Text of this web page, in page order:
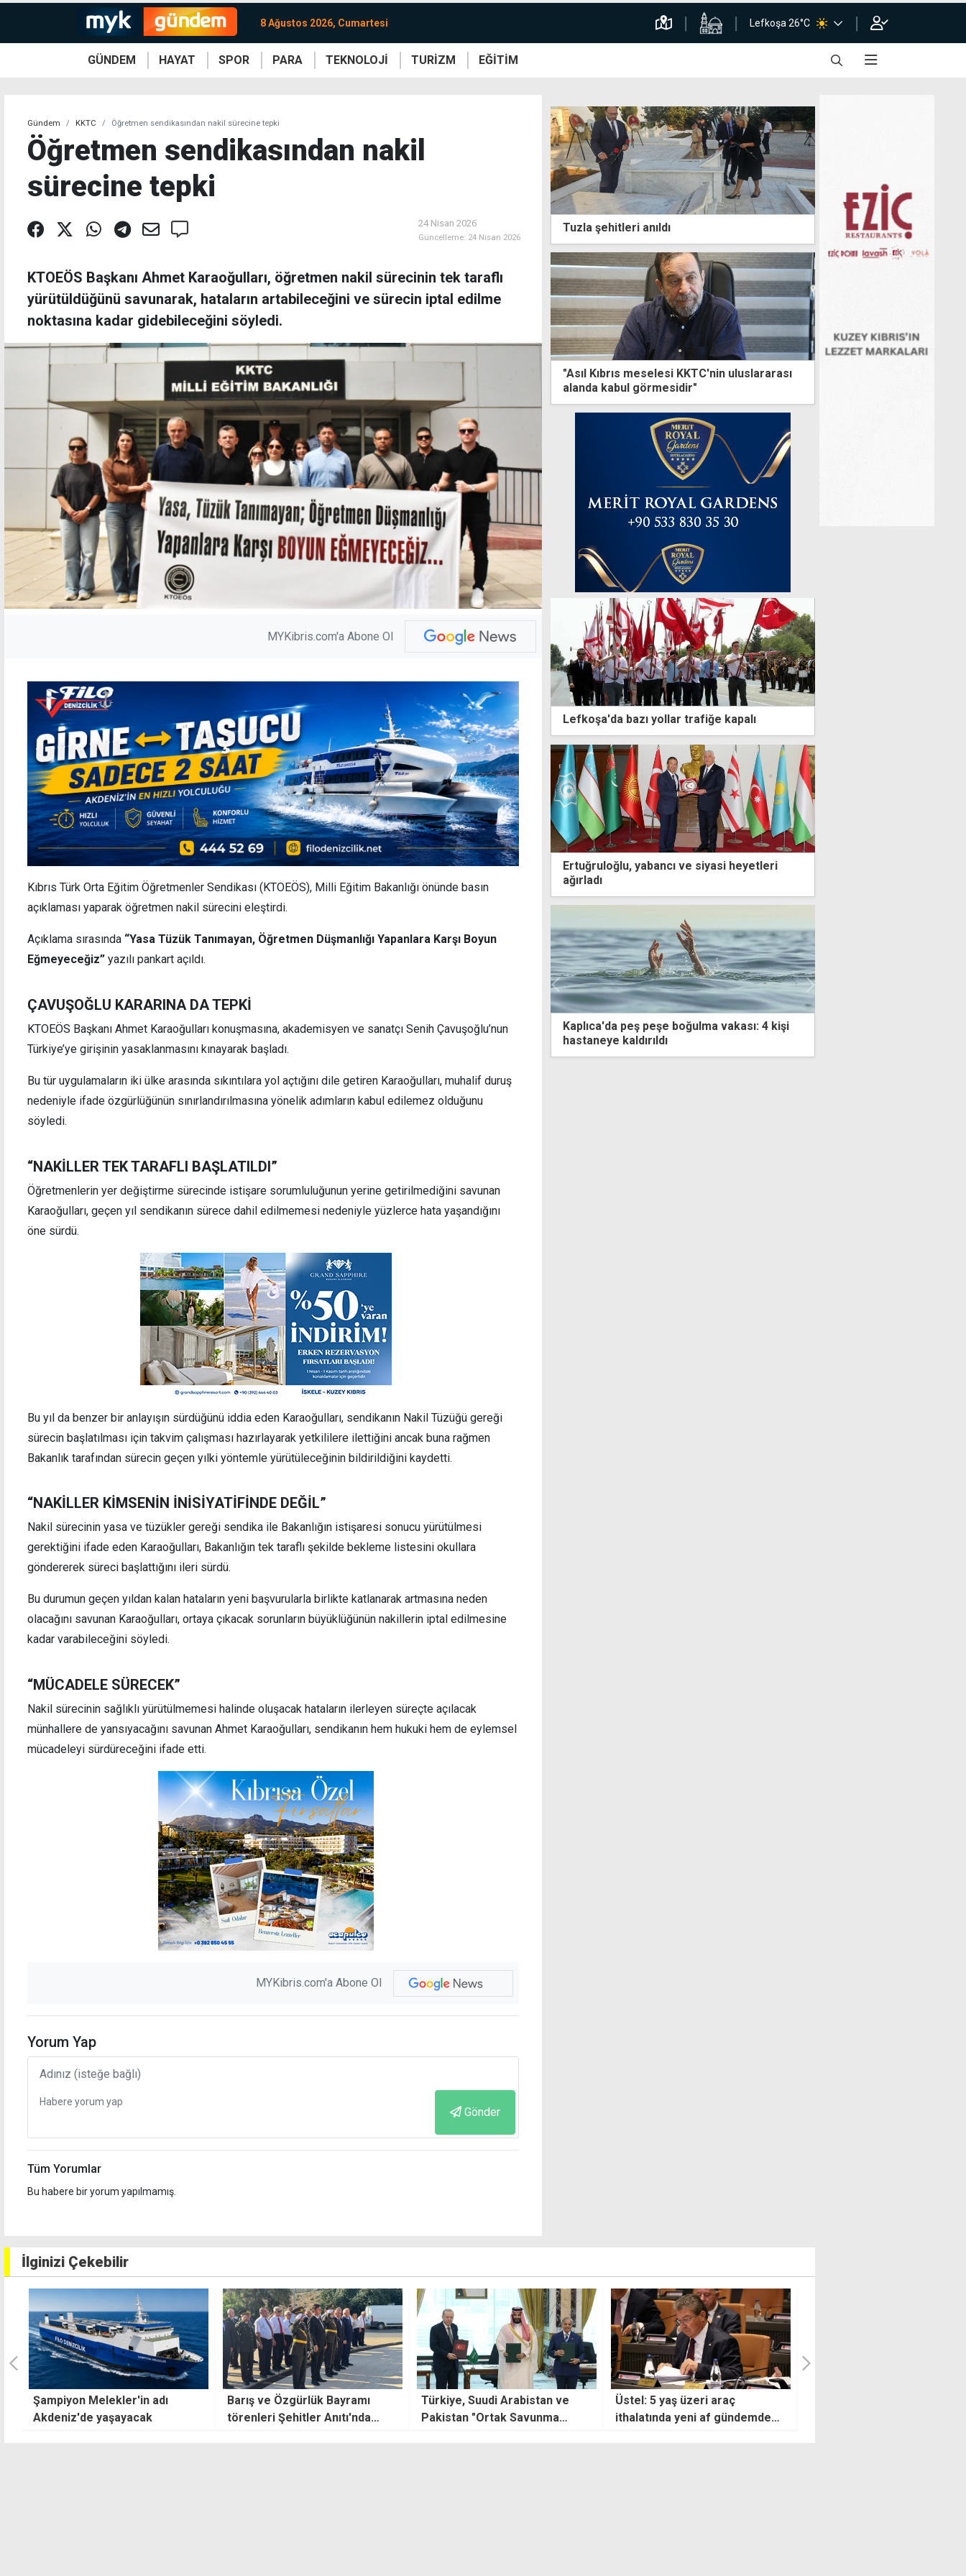
8 Ağustos 2026, Cumartesi Lefkoşa 26°C
GÜNDEM HAYAT SPOR PARA TEKNOLOJİ TURİZM EĞİTİM
Gündem KKTC Öğretmen sendikasından nakil sürecine tepki
Öğretmen sendikasından nakil
sürecine tepki
24 Nisan 2026
Güncelleme: 24 Nisan 2026
KTOEÖS Başkanı Ahmet Karaoğulları, öğretmen nakil sürecinin tek taraflı
yürütüldüğünü savunarak, hataların artabileceğini ve sürecin iptal edilme
noktasına kadar gidebileceğini söyledi.
MYKibris.com'a Abone Ol
Kıbrıs Türk Orta Eğitim Öğretmenler Sendikası (KTOEÖS), Milli Eğitim Bakanlığı önünde basın
açıklaması yaparak öğretmen nakil sürecini eleştirdi.
Açıklama sırasında “Yasa Tüzük Tanımayan, Öğretmen Düşmanlığı Yapanlara Karşı Boyun
Eğmeyeceğiz” yazılı pankart açıldı.
ÇAVUŞOĞLU KARARINA DA TEPKİ
KTOEÖS Başkanı Ahmet Karaoğulları konuşmasına, akademisyen ve sanatçı Senih Çavuşoğlu’nun
Türkiye’ye girişinin yasaklanmasını kınayarak başladı.
Bu tür uygulamaların iki ülke arasında sıkıntılara yol açtığını dile getiren Karaoğulları, muhalif duruş
nedeniyle ifade özgürlüğünün sınırlandırılmasına yönelik adımların kabul edilemez olduğunu
söyledi.
“NAKİLLER TEK TARAFLI BAŞLATILDI”
Öğretmenlerin yer değiştirme sürecinde istişare sorumluluğunun yerine getirilmediğini savunan
Karaoğulları, geçen yıl sendikanın sürece dahil edilmemesi nedeniyle yüzlerce hata yaşandığını
öne sürdü.
Bu yıl da benzer bir anlayışın sürdüğünü iddia eden Karaoğulları, sendikanın Nakil Tüzüğü gereği
sürecin başlatılması için takvim çalışması hazırlayarak yetkililere ilettiğini ancak buna rağmen
Bakanlık tarafından sürecin geçen yılki yöntemle yürütüleceğinin bildirildiğini kaydetti.
“NAKİLLER KİMSENİN İNİSİYATİFİNDE DEĞİL”
Nakil sürecinin yasa ve tüzükler gereği sendika ile Bakanlığın istişaresi sonucu yürütülmesi
gerektiğini ifade eden Karaoğulları, Bakanlığın tek taraflı şekilde bekleme listesini okullara
göndererek süreci başlattığını ileri sürdü.
Bu durumun geçen yıldan kalan hataların yeni başvurularla birlikte katlanarak artmasına neden
olacağını savunan Karaoğulları, ortaya çıkacak sorunların büyüklüğünün nakillerin iptal edilmesine
kadar varabileceğini söyledi.
“MÜCADELE SÜRECEK”
Nakil sürecinin sağlıklı yürütülmemesi halinde oluşacak hataların ilerleyen süreçte açılacak
münhallere de yansıyacağını savunan Ahmet Karaoğulları, sendikanın hem hukuki hem de eylemsel
mücadeleyi sürdüreceğini ifade etti.
MYKibris.com'a Abone Ol
Yorum Yap
Gönder
Tüm Yorumlar
Bu habere bir yorum yapılmamış.
Tuzla şehitleri anıldı
"Asıl Kıbrıs meselesi KKTC'nin uluslararası
alanda kabul görmesidir"
Lefkoşa'da bazı yollar trafiğe kapalı
Ertuğruloğlu, yabancı ve siyasi heyetleri
ağırladı
Güney Kıbrıs, Ukraynalı göçmen sayısında
AB'de üçüncü sırada
Güney Kıbrıs'a asılan İsrailli siyasetçiye ait
seçim afişine Filistin renklerinde boya atıldı
Kaplıca'da peş peşe boğulma vakası: 4 kişi
hastaneye kaldırıldı
İlginizi Çekebilir
Barış ve Özgürlük Bayramı
törenleri Şehitler Anıtı'nda
Türkiye, Suudi Arabistan ve
Pakistan "Ortak Savunma
Üstel: 5 yaş üzeri araç
ithalatında yeni af gündemde
Rum Ulusal Konseyi'nden
Guterres'in Kıbrıs ziyareti